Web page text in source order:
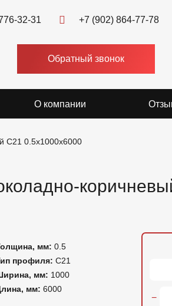
32-31 +7 (902) 864-77-78
Обратный звонок
О компании
C21 0.5x1000x6000
мм: 0.5
профиля: С21
мм: 1000
мм: 6000
−